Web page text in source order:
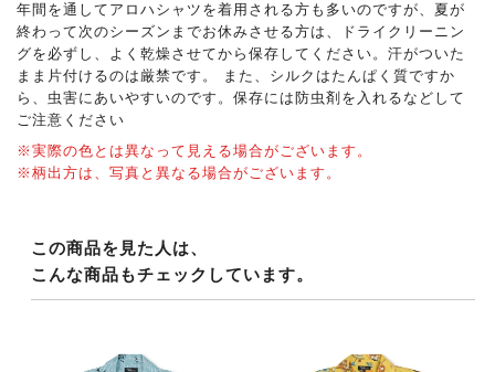
年間を通してアロハシャツを着用される方も多いのですが、夏が
終わって次のシーズンまでお休みさせる方は、ドライクリーニン
グを必ずし、よく乾燥させてから保存してください。汗がついた
まま片付けるのは厳禁です。 また、シルクはたんぱく質ですか
ら、虫害にあいやすいのです。保存には防虫剤を入れるなどして
ご注意ください
※実際の色とは異なって見える場合がございます。
※柄出方は、写真と異なる場合がございます。
この商品を見た人は、
こんな商品もチェックしています。